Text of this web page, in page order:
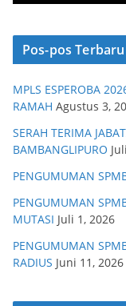
Pos-pos Terbaru
MPLS ESPEROBA
RAMAH Agustus 3,
SERAH TERIMA
BAMBANGLIPURO
PENGUMUMAN
PENGUMUMAN
MUTASI Juli 1, 2026
PENGUMUMAN
RADIUS Juni 11, 2026